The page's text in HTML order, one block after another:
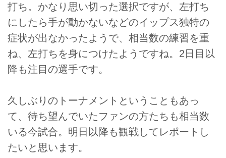
打ち。かなり思い切った選択ですが、左打ち
にしたら手が動かないなどのイップス独特の
症状が出なかったようで、相当数の練習を重
ね、左打ちを身につけたようですね。2日目以
降も注目の選手です。
久しぶりのトーナメントということもあっ
て、待ち望んでいたファンの方たちも相当数
いる今試合。明日以降も観戦してレポートし
たいと思います。